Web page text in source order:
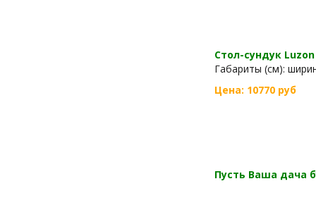
Стол-сундук
Габариты (см):
Цена: 10770 руб
Пусть Ваша дача